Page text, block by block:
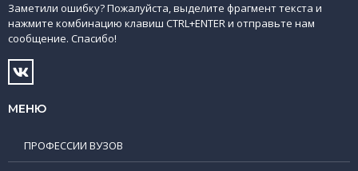
Заметили ошибку? Пожалуйста, выделите фрагмент текста и
нажмите комбинацию клавиш CTRL+ENTER и отправьте нам
сообщение. Спасибо!
МЕНЮ
ПРОФЕССИИ ВУЗОВ